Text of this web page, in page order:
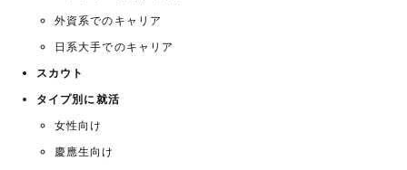
外資系でのキャリア
日系大手でのキャリア
スカウト
タイプ別に就活
女性向け
慶應生向け